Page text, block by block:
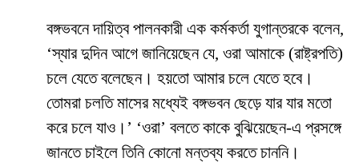
বঙ্গভবনে দায়িত্ব পালনকারী এক কর্মকর্তা যুগান্তরকে বলেন,
‘স্যার দুদিন আগে জানিয়েছেন যে, ওরা আমাকে (রাষ্ট্রপতি)
চলে যেতে বলেছেন। হয়তো আমার চলে যেতে হবে।
তোমরা চলতি মাসের মধ্যেই বঙ্গভবন ছেড়ে যার যার মতো
করে চলে যাও।’ ‘ওরা’ বলতে কাকে বুঝিয়েছেন-এ প্রসঙ্গে
জানতে চাইলে তিনি কোনো মন্তব্য করতে চাননি।